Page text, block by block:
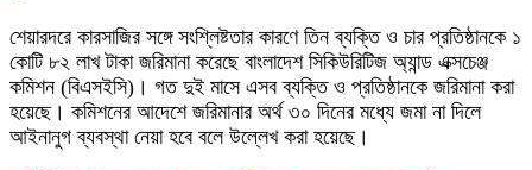
শেয়ারদরে কারসাজির সঙ্গে সংশ্লিষ্টতার কারণে তিন ব্যক্তি ও চার প্রতিষ্ঠানকে ১
কোটি ৮২ লাখ টাকা জরিমানা করেছে বাংলাদেশ সিকিউরিটিজ অ্যান্ড এক্সচেঞ্জ
কমিশন (বিএসইসি)। গত দুই মাসে এসব ব্যক্তি ও প্রতিষ্ঠানকে জরিমানা করা
হয়েছে। কমিশনের আদেশে জরিমানার অর্থ ৩০ দিনের মধ্যে জমা না দিলে
আইনানুগ ব্যবস্থা নেয়া হবে বলে উল্লেখ করা হয়েছে।